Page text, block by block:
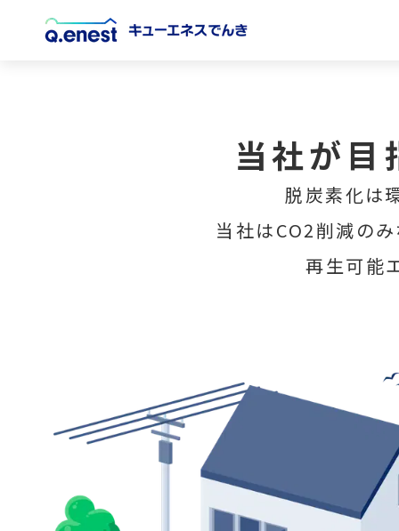
プレスリリース Q.ENEST（キューエネス）、ハンファジ
当社が目
脱炭素化は
当社はCO2削減の
再生可能